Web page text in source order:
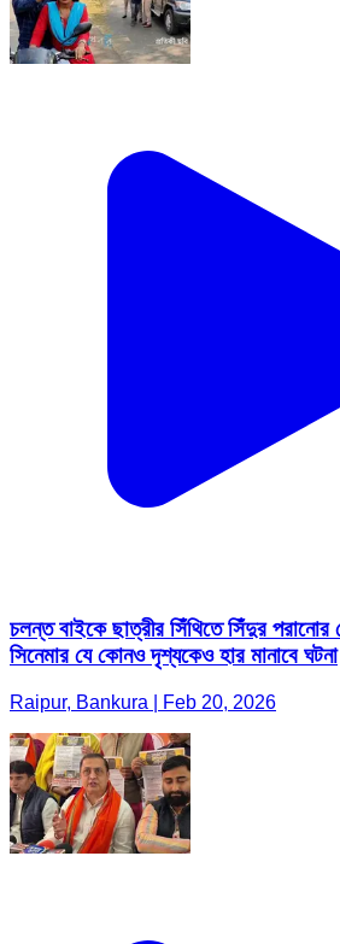
চলন্ত বাইকে ছাত্রীর সিঁথিতে সিঁদুর পরানোর
সিনেমার যে কোনও দৃশ্যকেও হার মানাবে ঘটনা
Raipur, Bankura | Feb 20, 2026